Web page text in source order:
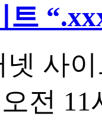
트
사
전